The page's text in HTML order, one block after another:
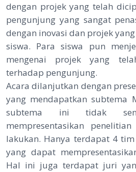
dengan projek yang telah
pengunjung yang sangat
dengan inovasi dan projek
siswa. Para siswa pun
mengenai projek yang
terhadap pengunjung.
Acara dilanjutkan dengan
yang mendapatkan subtema
subtema ini tidak
mempresentasikan
lakukan. Hanya terdapat 4
yang dapat
Hal ini juga terdapat juri